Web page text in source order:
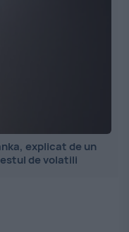
explicat de un
de volatili